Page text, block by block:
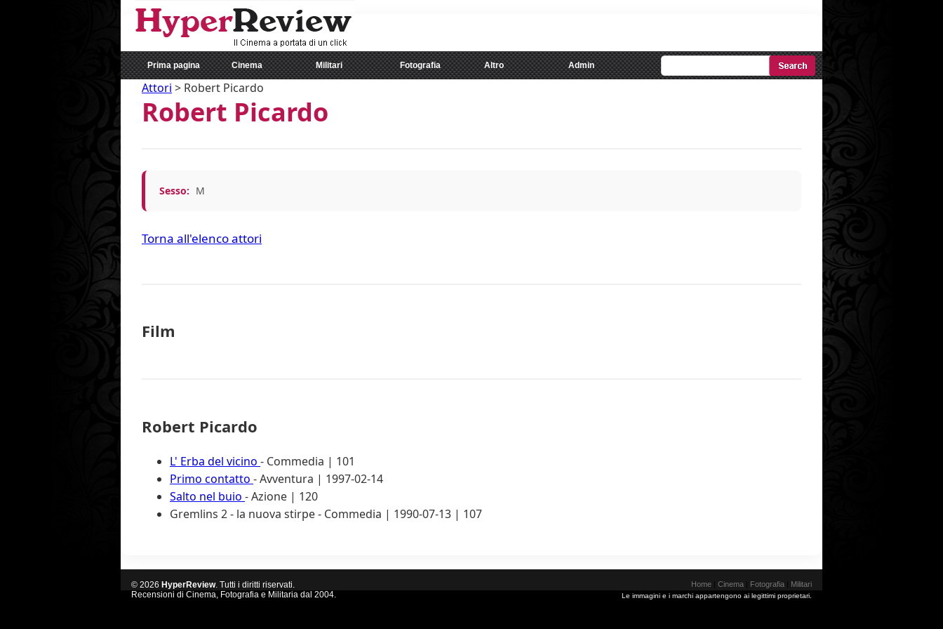
Prima pagina Cinema Militari Fotografia Altro Admin
Attori > Robert Picardo
Robert Picardo
Sesso: M
Torna all'elenco attori
Film
Robert Picardo
L' Erba del vicino - Commedia | 101
Primo contatto - Avventura | 1997-02-14
Salto nel buio - Azione | 120
Gremlins 2 - la nuova stirpe- Commedia | 1990-07-13 | 107
© 2026 HyperReview. Tutti i diritti riservati.
Recensioni di Cinema, Fotografia e Militaria dal 2004.
Home Cinema Fotografia Militari
Le immagini e i marchi appartengono ai legittimi proprietari.